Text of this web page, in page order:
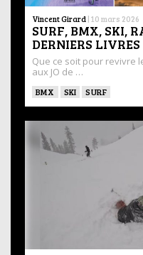
Vincent Girard | 10 mars 2026
SURF, BMX, SKI,
DERNIERS
Que ce soit pour revivre
aux JO de …
BMX SKI SURF